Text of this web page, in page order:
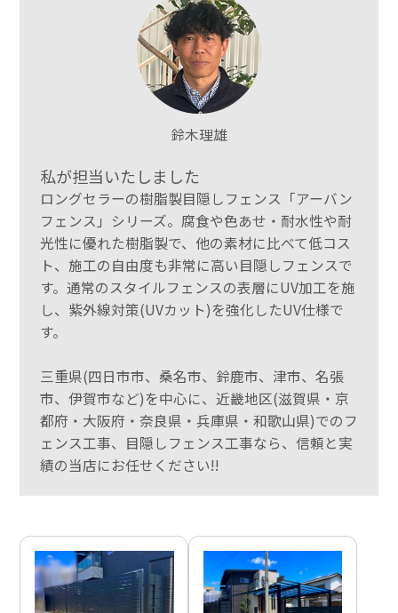
鈴木理雄
私が担当いたしました
ロングセラーの樹脂製目隠しフェンス「アーバン
フェンス」シリーズ。腐食や色あせ・耐水性や耐
光性に優れた樹脂製で、他の素材に比べて低コス
ト、施工の自由度も非常に高い目隠しフェンスで
す。通常のスタイルフェンスの表層にUV加工を施
し、紫外線対策(UVカット)を強化したUV仕様で
す。
三重県(四日市市、桑名市、鈴鹿市、津市、名張
市、伊賀市など)を中心に、近畿地区(滋賀県・京
都府・大阪府・奈良県・兵庫県・和歌山県)でのフ
ェンス工事、目隠しフェンス工事なら、信頼と実
績の当店にお任せください!!